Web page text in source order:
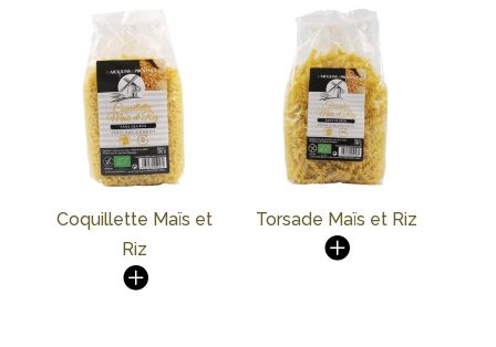
Coquillette Maïs et
Riz
Torsade Maïs et Riz